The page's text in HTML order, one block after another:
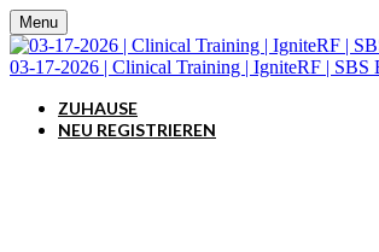
Menu
03-17-2026 | Clinical Training | IgniteRF | SBS
ZUHAUSE
NEU REGISTRIEREN